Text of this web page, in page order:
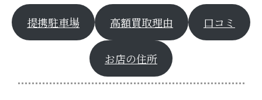
提携駐車場 高額買取理由 口コミ
お店の住所